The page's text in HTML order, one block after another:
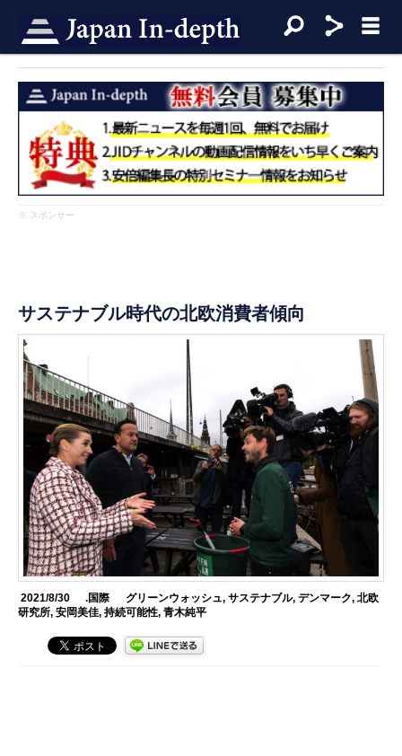
※ スポンサー
サステナブル時代の北欧消費者傾向
2021/8/30 .国際 グリーンウォッシュ , サステナブル, デンマーク, 北欧
研究所,安岡美佳,持続可能性,青木純平